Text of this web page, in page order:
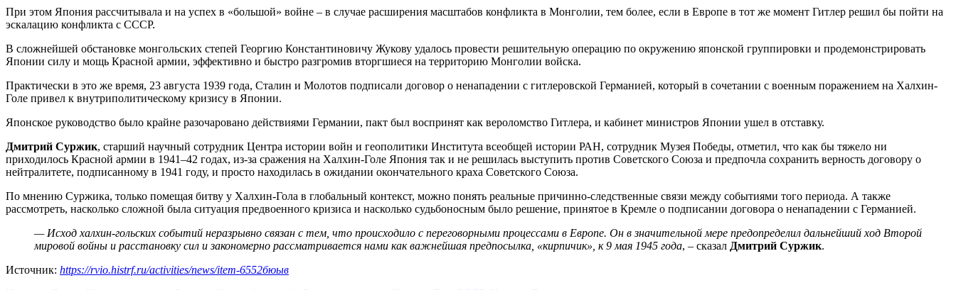
При этом Япония рассчитывала и на успех в «большой» войне – в случае расширения масштабов конфликта в Монголии, тем более, если в Европе в тот же момент Гитлер решил бы пойти на
эскалацию конфликта с СССР.
В сложнейшей обстановке монгольских степей Георгию Константиновичу Жукову удалось провести решительную операцию по окружению японской группировки и продемонстрировать
Японии силу и мощь Красной армии, эффективно и быстро разгромив вторгшиеся на территорию Монголии войска.
Практически в это же время, 23 августа 1939 года, Сталин и Молотов подписали договор о ненападении с гитлеровской Германией, который в сочетании с военным поражением на Халхин-
Голе привел к внутриполитическому кризису в Японии.
Японское руководство было крайне разочаровано действиями Германии, пакт был воспринят как вероломство Гитлера, и кабинет министров Японии ушел в отставку.
Дмитрий Суржик, старший научный сотрудник Центра истории войн и геополитики Института всеобщей истории РАН, сотрудник Музея Победы, отметил, что как бы тяжело ни
приходилось Красной армии в 1941–42 годах, из-за сражения на Халхин-Голе Япония так и не решилась выступить против Советского Союза и предпочла сохранить верность договору о
нейтралитете, подписанному в 1941 году, и просто находилась в ожидании окончательного краха Советского Союза.
По мнению Суржика, только помещая битву у Халхин-Гола в глобальный контекст, можно понять реальные причинно-следственные связи между событиями того периода. А также
рассмотреть, насколько сложной была ситуация предвоенного кризиса и насколько судьбоносным было решение, принятое в Кремле о подписании договора о ненападении с Германией.
— Исход халхин-гольских событий неразрывно связан с тем, что происходило с переговорными процессами в Европе. Он в значительной мере предопределил дальнейший ход Второй
мировой войны и расстановку сил и закономерно рассматривается нами как важнейшая предпосылка, «кирпичик», к 9 мая 1945 года, – сказал Дмитрий Суржик.
Источник: https://rvio.histrf.ru/activities/news/item-6552бюыв